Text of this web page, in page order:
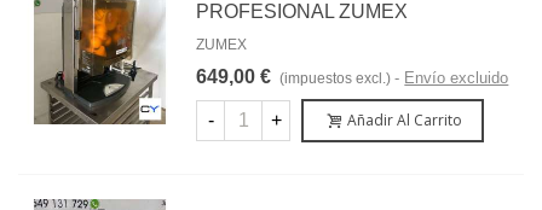
PROFESIONAL ZUMEX
ZUMEX
649,00 € (impuestos excl.) Envío excluido
- + Añadir Al Carrito